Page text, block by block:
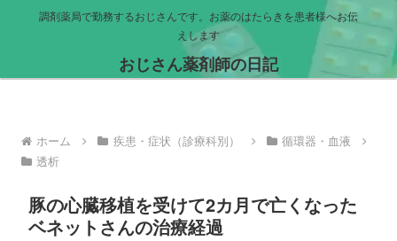
調剤薬局で勤務するおじさんです。お薬のはたらきを患者様へお伝
えします
おじさん薬剤師の日記
ホーム 疾患・症状（診療科別）
循環器・血液
透析
豚の心臓移植を受けて2カ月で亡くなった
ベネットさんの治療経過